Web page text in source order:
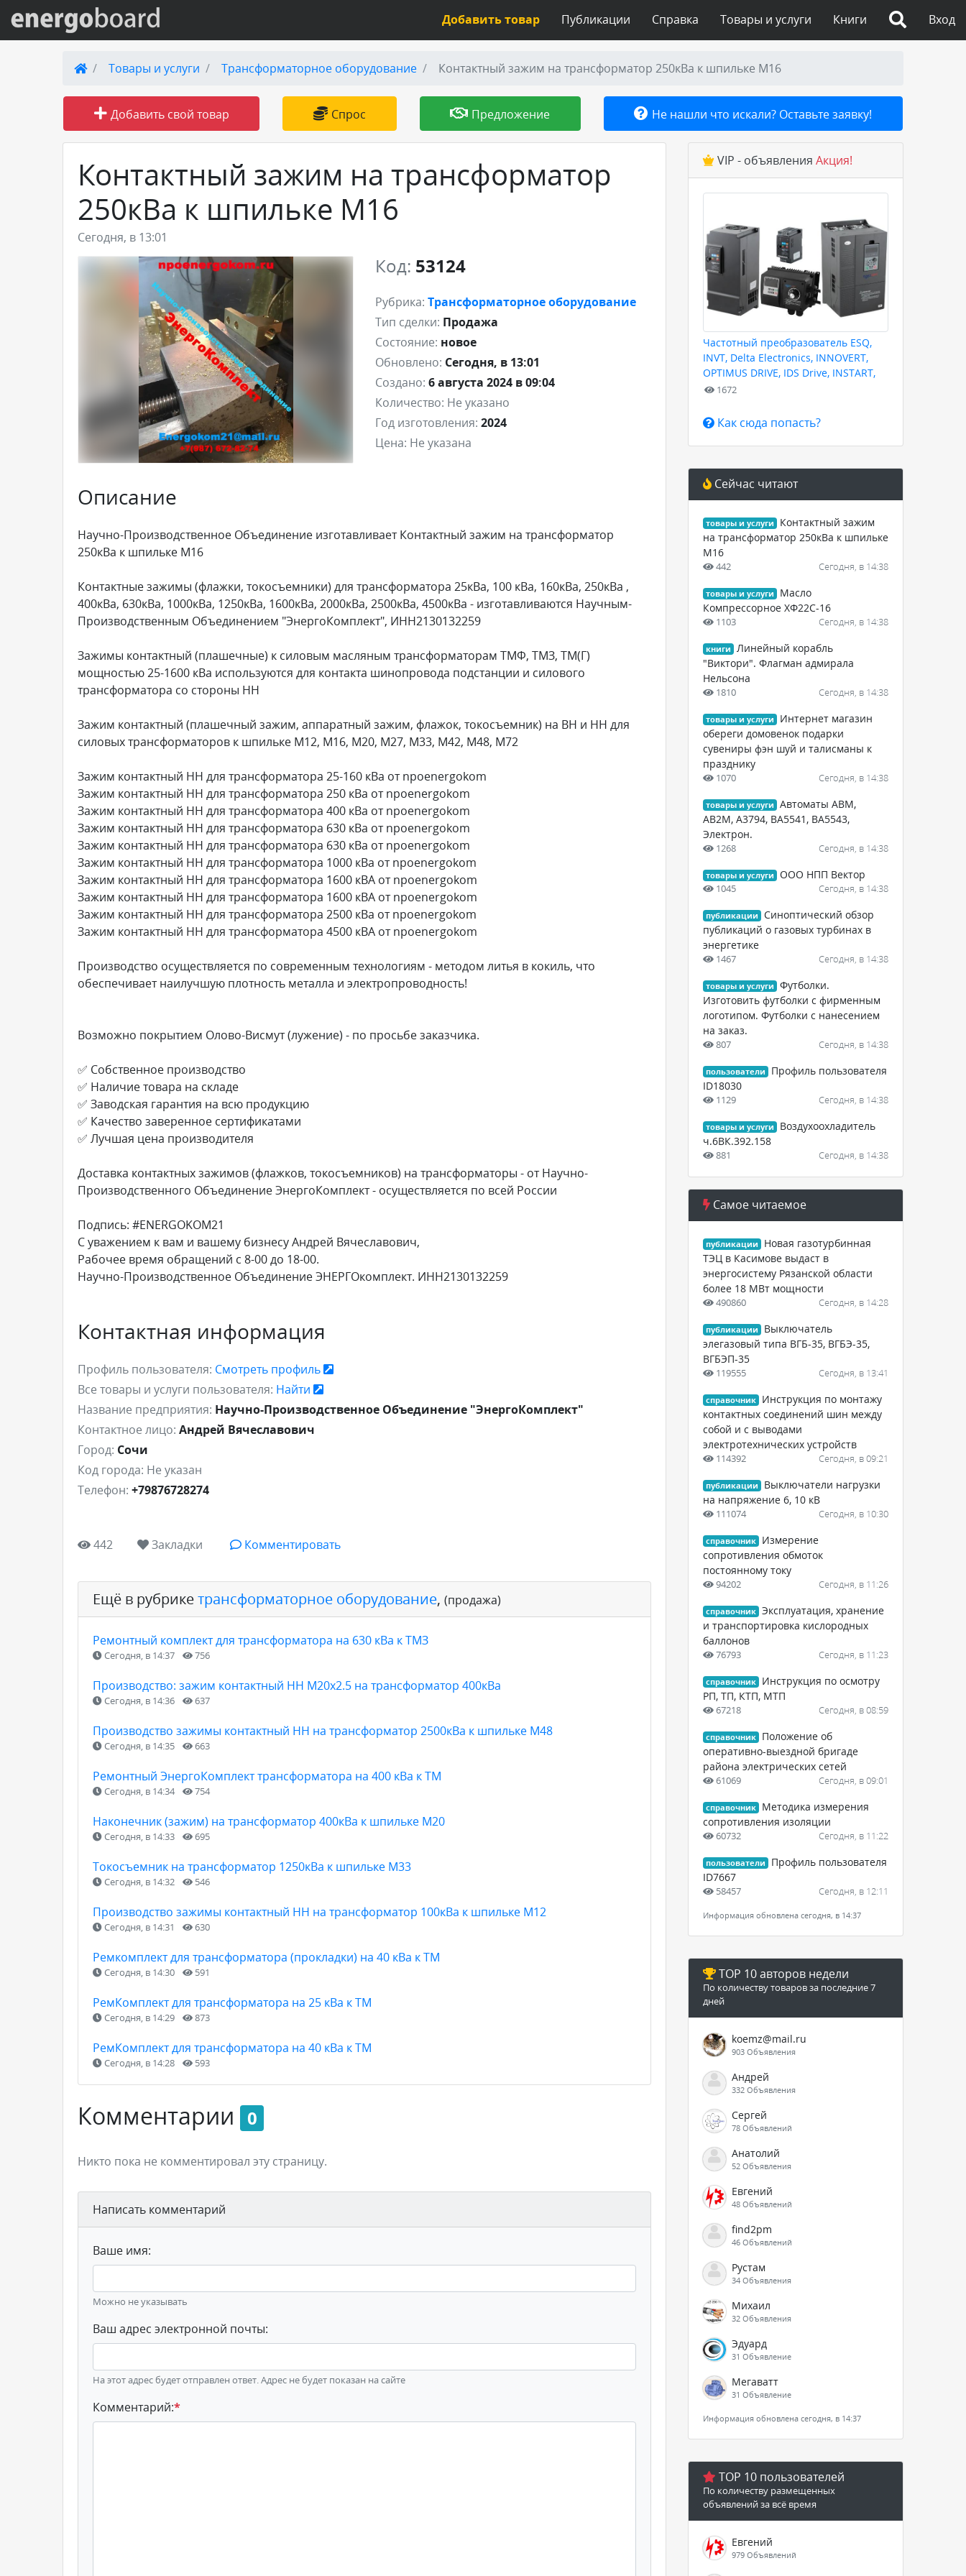
Вход на сайт
Поиск по сайту
Публикации
Справка
Товары и услуги
Добавить товар или услугу
Вход
Книги
Товары и услуги
Справка
Публикации
Добавить товар
Товары и услуги Трансформаторное оборудование Контактный зажим на трансформатор 250кВа к шпильке М16
Добавить свой товар Спрос Предложение Не нашли что искали? Оставьте заявку!
Контактный зажим на трансформатор
250кВа к шпильке М16
Сегодня, в 13:01
Код: 53124
Рубрика: Трансформаторное оборудование
Тип сделки: Продажа
Состояние: новое
Обновлено: Сегодня, в 13:01
Создано: 6 августа 2024 в 09:04
Количество: Не указано
Год изготовления: 2024
Цена: Не указана
Описание
Научно-Производственное Объединение изготавливает Контактный зажим на трансформатор
250кВа к шпильке М16
Контактные зажимы (флажки, токосъемники) для трансформатора 25кВа, 100 кВа, 160кВа, 250кВа ,
400кВа, 630кВа, 1000кВа, 1250кВа, 1600кВа, 2000кВа, 2500кВа, 4500кВа - изготавливаются Научным-
Производственным Объединением "ЭнергоКомплект", ИНН2130132259
Зажимы контактный (плашечные) к силовым масляным трансформаторам ТМФ, ТМЗ, ТМ(Г)
мощностью 25-1600 кВа используются для контакта шинопровода подстанции и силового
трансформатора со стороны НН
Зажим контактный (плашечный зажим, аппаратный зажим, флажок, токосъемник) на ВН и НН для
силовых трансформаторов к шпильке М12, М16, М20, М27, М33, М42, М48, М72
Зажим контактный НН для трансформатора 25-160 кВа от npoenergokom
Зажим контактный НН для трансформатора 250 кВа от npoenergokom
Зажим контактный НН для трансформатора 400 кВа от npoenergokom
Зажим контактный НН для трансформатора 630 кВа от npoenergokom
Зажим контактный НН для трансформатора 630 кВа от npoenergokom
Зажим контактный НН для трансформатора 1000 кВа от npoenergokom
Зажим контактный НН для трансформатора 1600 кВА от npoenergokom
Зажим контактный НН для трансформатора 1600 кВА от npoenergokom
Зажим контактный НН для трансформатора 2500 кВа от npoenergokom
Зажим контактный НН для трансформатора 4500 кВА от npoenergokom
Производство осуществляется по современным технологиям - методом литья в кокиль, что
обеспечивает наилучшую плотность металла и электропроводность!
Возможно покрытием Олово-Висмут (лужение) - по просьбе заказчика.
✅ Собственное производство
✅ Наличие товара на складе
✅ Заводская гарантия на всю продукцию
✅ Качество заверенное сертификатами
✅ Лучшая цена производителя
Доставка контактных зажимов (флажков, токосъемников) на трансформаторы - от Научно-
Производственного Объединение ЭнергоКомплект - осуществляется по всей России
Подпись: #ENERGOKOM21
С уважением к вам и вашему бизнесу Андрей Вячеславович,
Рабочее время обращений с 8-00 до 18-00.
Научно-Производственное Объединение ЭНЕРГОкомплект. ИНН2130132259
Контактная информация
Профиль пользователя: Смотреть профиль
Все товары и услуги пользователя: Найти
Название предприятия: Научно-Производственное Объединение "ЭнергоКомплект"
Контактное лицо: Андрей Вячеславович
Город: Сочи
Код города: Не указан
Телефон: +79876728274
442 Закладки Комментировать
Ещё в рубрикетрансформаторное оборудование, (продажа)
Ремонтный комплект для трансформатора на 630 кВа к ТМЗ
Сегодня, в 14:37 756
Производство: зажим контактный НН М20х2.5 на трансформатор 400кВа
Сегодня, в 14:36 637
Производство зажимы контактный НН на трансформатор 2500кВа к шпильке М48
Сегодня, в 14:35 663
Ремонтный ЭнергоКомплект трансформатора на 400 кВа к ТМ
Сегодня, в 14:34 754
Наконечник (зажим) на трансформатор 400кВа к шпильке М20
Сегодня, в 14:33 695
Токосъемник на трансформатор 1250кВа к шпильке М33
Сегодня, в 14:32 546
Производство зажимы контактный НН на трансформатор 100кВа к шпильке М12
Сегодня, в 14:31 630
Ремкомплект для трансформатора (прокладки) на 40 кВа к ТМ
Сегодня, в 14:30 591
РемКомплект для трансформатора на 25 кВа к ТМ
Сегодня, в 14:29 873
РемКомплект для трансформатора на 40 кВа к ТМ
Сегодня, в 14:28 593
Комментарии 0
Никто пока не комментировал эту страницу.
Написать комментарий
Ваше имя:
Можно не указывать
Ваш адрес электронной почты:
На этот адрес будет отправлен ответ. Адрес не будет показан на сайте
Комментарий:*
VIP - объявления Акция!
Частотный преобразователь ESQ,
INVT, Delta Electronics, INNOVERT,
OPTIMUS DRIVE, IDS Drive, INSTART,
HYUNDAI для любых задач
1672
Как сюда попасть?
Сейчас читают
товары и услуги
Контактный зажим
на трансформатор 250кВа к шпильке
М16
442 Сегодня, в 14:38
товары и услуги
Масло
Компрессорное ХФ22С-16
1103 Сегодня, в 14:38
книги
Линейный корабль
"Виктори". Флагман адмирала
Нельсона
1810 Сегодня, в 14:38
товары и услуги
Интернет магазин
обереги домовенок подарки
сувениры фэн шуй и талисманы к
празднику
1070 Сегодня, в 14:38
товары и услуги
Автоматы АВМ,
АВ2М, А3794, ВА5541, ВА5543,
Электрон.
1268 Сегодня, в 14:38
товары и услуги ООО НПП Вектор
1045 Сегодня, в 14:38
публикации
Синоптический обзор
публикаций о газовых турбинах в
энергетике
1467 Сегодня, в 14:38
товары и услуги
Футболки.
Изготовить футболки с фирменным
логотипом. Футболки с нанесением
на заказ.
807 Сегодня, в 14:38
пользователи
Профиль пользователя
ID18030
1129 Сегодня, в 14:38
товары и услуги
Воздухоохладитель
ч.6ВК.392.158
881 Сегодня, в 14:38
Самое читаемое
публикации
Новая газотурбинная
ТЭЦ в Касимове выдаст в
энергосистему Рязанской области
более 18 МВт мощности
490860 Сегодня, в 14:28
публикации
Выключатель
элегазовый типа ВГБ-35, ВГБЭ-35,
ВГБЭП-35
119555 Сегодня, в 13:41
справочник
Инструкция по монтажу
контактных соединений шин между
собой и с выводами
электротехнических устройств
114392 Сегодня, в 09:21
публикации
Выключатели нагрузки
на напряжение 6, 10 кВ
111074 Сегодня, в 10:30
справочник
Измерение
сопротивления обмоток
постоянному току
94202 Сегодня, в 11:26
справочник Эксплуатация, хранение
и транспортировка кислородных
баллонов
76793 Сегодня, в 11:23
справочник
Инструкция по осмотру
РП, ТП, КТП, МТП
67218 Сегодня, в 08:59
справочник
Положение об
оперативно-выездной бригаде
района электрических сетей
61069 Сегодня, в 09:01
справочник
Методика измерения
сопротивления изоляции
60732 Сегодня, в 11:22
пользователи
Профиль пользователя
ID7667
58457 Сегодня, в 12:11
Информация обновлена сегодня, в 14:37
TOP 10 авторов недели
По количеству товаров за последние 7
дней
koemz@mail.ru
903 Объявления
Андрей
332 Объявления
Сергей
78 Объявлений
Анатолий
52 Объявления
Евгений
48 Объявлений
find2pm
46 Объявлений
Рустам
34 Объявления
Михаил
32 Объявления
Эдуард
31 Объявление
Мегаватт
31 Объявление
Информация обновлена сегодня, в 14:37
TOP 10 пользователей
По количеству размещенных
объявлений за всё время
Евгений
979 Объявлений